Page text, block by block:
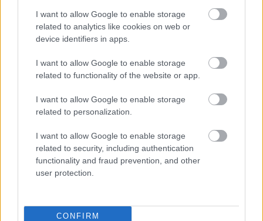
I want to allow Google to enable storage
related to analytics like cookies on web or
device identifiers in apps.
I want to allow Google to enable storage
related to functionality of the website or app.
I want to allow Google to enable storage
related to personalization.
I want to allow Google to enable storage
related to security, including authentication
functionality and fraud prevention, and other
user protection.
CONFIRM
„Jó látni, hogy közel az álom” – Camara az F1-es